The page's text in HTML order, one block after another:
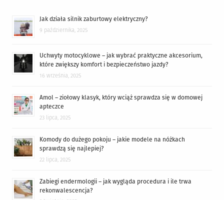
Jak działa silnik zaburtowy elektryczny?
9 października, 2025
Uchwyty motocyklowe – jak wybrać praktyczne akcesorium,
które zwiększy komfort i bezpieczeństwo jazdy?
16 września, 2025
Amol – ziołowy klasyk, który wciąż sprawdza się w domowej
apteczce
23 lipca, 2025
Komody do dużego pokoju – jakie modele na nóżkach
sprawdzą się najlepiej?
22 lipca, 2025
Zabiegi endermologii – jak wygląda procedura i ile trwa
rekonwalescencja?